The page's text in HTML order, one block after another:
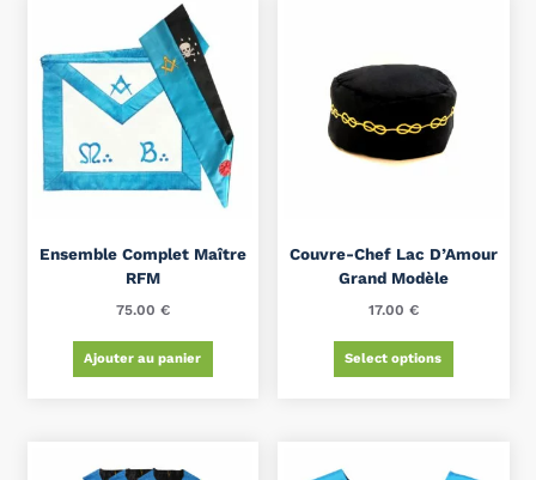
Ensemble Complet Maître
RFM
75.00 €
Ajouter au panier
Couvre-Chef Lac D’Amour
Grand Modèle
17.00 €
Select options